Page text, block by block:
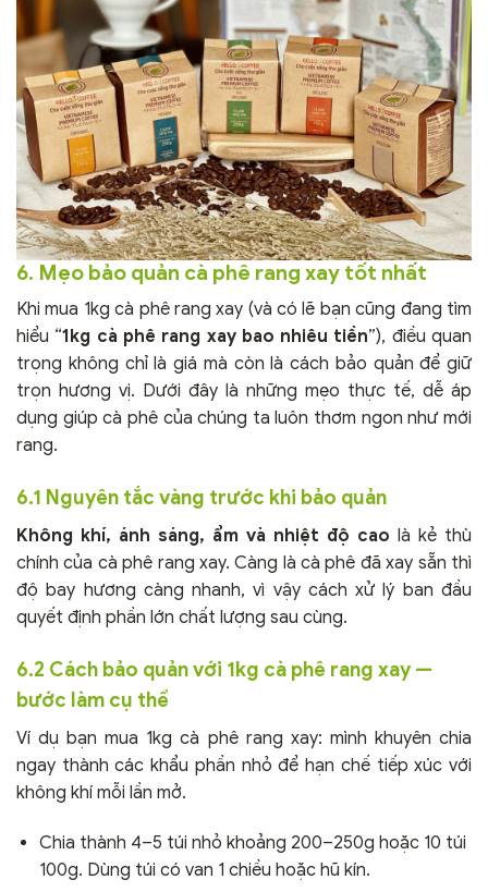
6. Mẹo bảo quản cà phê rang xay tốt nhất
Khi mua 1kg cà phê rang xay (và có lẽ bạn cũng đang tìm
hiểu “1kg cà phê rang xay bao nhiêu tiền”), điều quan
trọng không chỉ là giá mà còn là cách bảo quản để giữ
trọn hương vị. Dưới đây là những mẹo thực tế, dễ áp
dụng giúp cà phê của chúng ta luôn thơm ngon như mới
rang.
6.1 Nguyên tắc vàng trước khi bảo quản
Không khí, ánh sáng, ẩm và nhiệt độ cao là kẻ thù
chính của cà phê rang xay. Càng là cà phê đã xay sẵn thì
độ bay hương càng nhanh, vì vậy cách xử lý ban đầu
quyết định phần lớn chất lượng sau cùng.
6.2 Cách bảo quản với 1kg cà phê rang xay —
bước làm cụ thể
Ví dụ bạn mua 1kg cà phê rang xay: mình khuyên chia
ngay thành các khẩu phần nhỏ để hạn chế tiếp xúc với
không khí mỗi lần mở.
Chia thành 4–5 túi nhỏ khoảng 200–250g hoặc 10 túi
100g. Dùng túi có van 1 chiều hoặc hũ kín.